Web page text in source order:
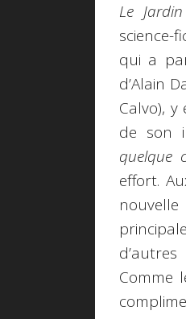
Le Jardin
science-
qui a
d’Alain
Calvo),
de son
quelque
effort.
nouvelle
Comme